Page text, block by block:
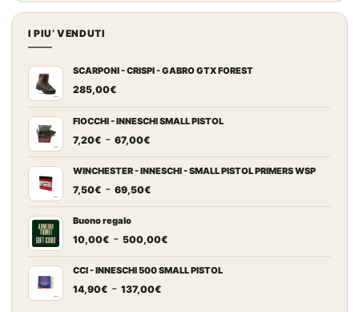
I PIU’ VENDUTI
SCARPONI - CRISPI - GABRO GTX FOREST
285,00€
FIOCCHI - INNESCHI SMALL PISTOL
7,20€ - 67,00€Fascia
prezzo:
da
67,00€
WINCHESTER - INNESCHI - SMALL PISTOL PRIMERS WSP
7,50€ - 69,50€Fascia
da
a
69,50€
Buono regalo
10,00€ - 500,00€Fascia
prezzo:
CCI - INNESCHI 500 SMALL PISTOL
14,90€ - 137,00€Fascia